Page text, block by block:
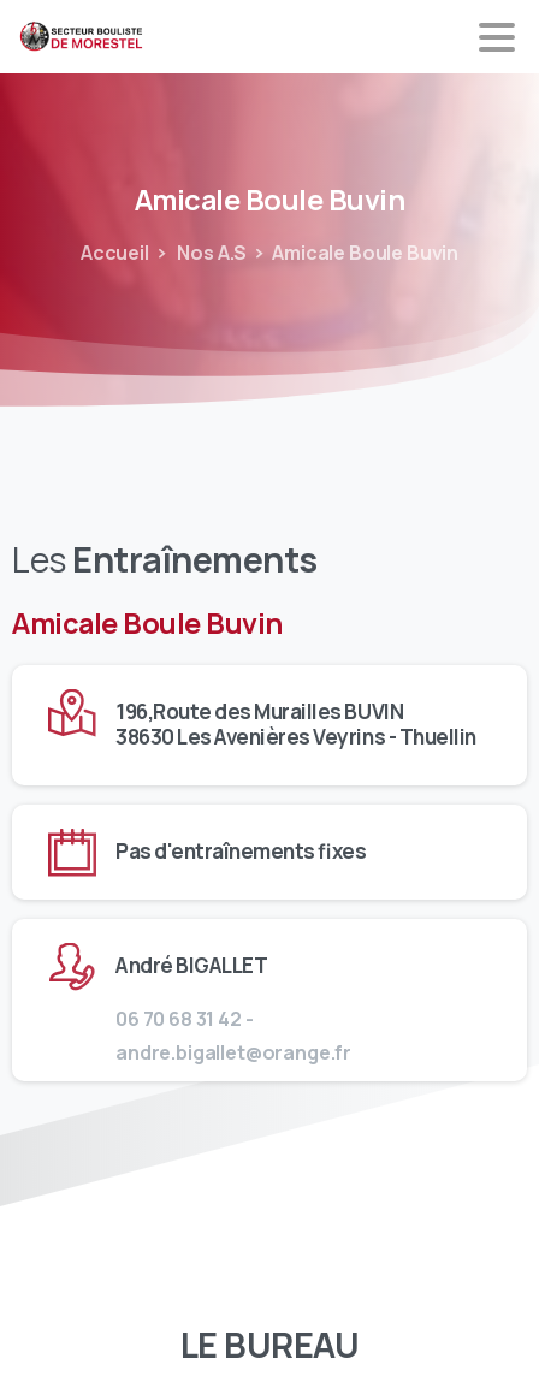
Amicale Boule Buvin
Accueil Nos A.S Amicale Boule Buvin
LesEntraînements
Amicale Boule Buvin
196,Route des Murailles BUVIN
38630 Les Avenières Veyrins - Thuellin
Pas d'entraînements fixes
André BIGALLET
06 70 68 31 42 -
andre.bigallet@orange.fr
LE BUREAU